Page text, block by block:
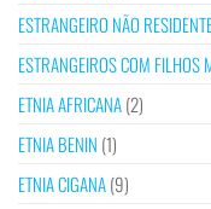
ESTRANGEIRO NÃO
ESTRANGEIROS COM FILHOS
ETNIA AFRICANA(2)
ETNIA BENIN (1)
ETNIA CIGANA(9)